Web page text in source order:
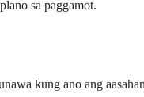
sa paggamot.
kung ano ang